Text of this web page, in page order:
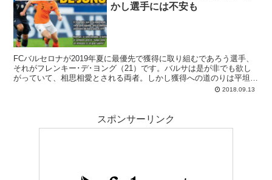
かし選手には不安も
FCバルセロナが2019年夏に最優先で獲得に取り組むであろう選手、
それがフレンキー･デ･ヨング（21）です。バルサは是が非でも欲し
がっていて、相思相愛とされる両者。しかし獲得への道のりは平坦で
2018.09.13
スポンサーリンク